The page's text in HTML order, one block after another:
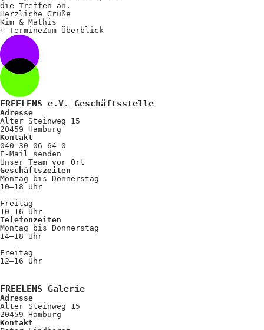
die Treffen an.
Herzliche Grüße
Kim & Mathis
← TermineZum Überblick
FREELENS e.V. Geschäftsstelle
Adresse
Alter Steinweg 15
20459 Hamburg
Kontakt
040-30 06 64-0
E-Mail senden
Unser Team vor Ort
Geschäftszeiten
Montag bis Donnerstag
10–18 Uhr
Freitag
10–16 Uhr
Telefonzeiten
Montag bis Donnerstag
14–18 Uhr
Freitag
12–16 Uhr
FREELENS Galerie
Adresse
Alter Steinweg 15
20459 Hamburg
Kontakt